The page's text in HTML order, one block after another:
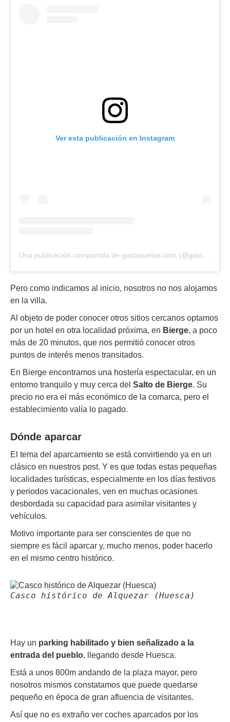
Ver esta publicación en Instagram
Una publicación compartida de gastasuelas.com (@gasta_suelas)
Pero como indicamos al inicio, nosotros no nos alojamos
en la villa.
Al objeto de poder conocer otros sitios cercanos optamos
por un hotel en otra localidad próxima, en Bierge, a poco
más de 20 minutos, que nos permitió conocer otros
puntos de interés menos transitados.
En Bierge encontramos una hostería espectacular, en un
entorno tranquilo y muy cerca del Salto de Bierge. Su
precio no era el más económico de la comarca, pero el
establecimiento valía lo pagado.
Dónde aparcar
El tema del aparcamiento se está convirtiendo ya en un
clásico en nuestros post. Y es que todas estas pequeñas
localidades turísticas, especialmente en los días festivos
y periodos vacacionales, ven en muchas ocasiones
desbordada su capacidad para asimilar visitantes y
vehículos.
Motivo importante para ser conscientes de que no
siempre es fácil aparcar y, mucho menos, poder hacerlo
en el mismo centro histórico.
Casco histórico de Alquezar (Huesca)
Hay un parking habilitado y bien señalizado a la
entrada del pueblo, llegando desde Huesca.
Está a unos 800m andando de la plaza mayor, pero
nosotros mismos constatamos que puede quedarse
pequeño en época de gran afluencia de visitantes.
Así que no es extraño ver coches aparcados por los